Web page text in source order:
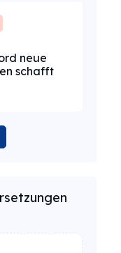
neue
schafft